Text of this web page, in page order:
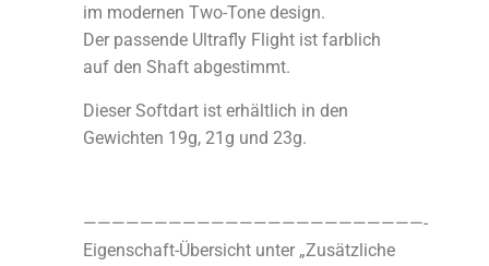
im modernen Two-Tone design.
Der passende Ultrafly Flight ist farblich
auf den Shaft abgestimmt.
Dieser Softdart ist erhältlich in den
Gewichten 19g, 21g und 23g.
————————————————————————-
Eigenschaft-Übersicht unter „Zusätzliche